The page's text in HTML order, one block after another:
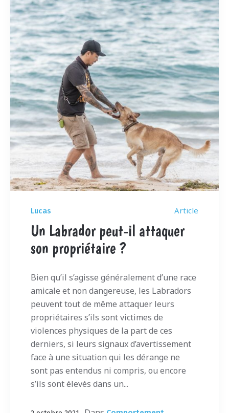
Lucas Article
Un Labrador peut-il attaquer
son propriétaire ?
Bien qu’il s’agisse généralement d’une race
amicale et non dangereuse, les Labradors
peuvent tout de même attaquer leurs
propriétaires s’ils sont victimes de
violences physiques de la part de ces
derniers, si leurs signaux d’avertissement
face à une situation qui les dérange ne
sont pas entendus ni compris, ou encore
s’ils sont élevés dans un...